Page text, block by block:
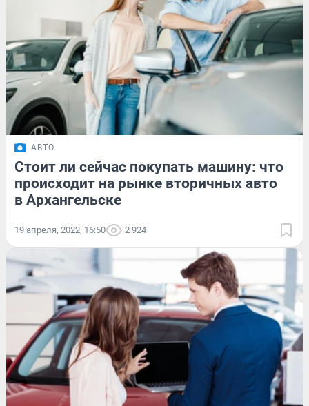
АВТО
Стоит ли сейчас покупать машину: что
происходит на рынке вторичных авто
в Архангельске
19 апреля, 2022, 16:50 2 924